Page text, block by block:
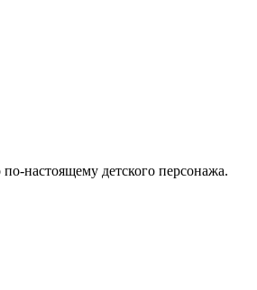
настоящему детского персонажа.